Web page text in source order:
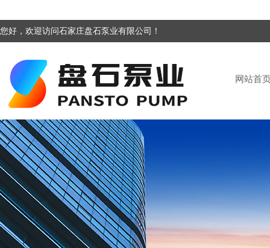
您好，欢迎访问石家庄盘石泵业有限公司！
网站首